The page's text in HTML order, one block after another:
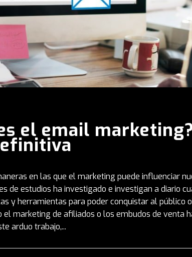
el email
en las que el marketing puede influenciar
de estudios ha investigado e investigan a diario
y herramientas para poder conquistar al público
el marketing de afiliados o los embudos de venta
arduo trabajo,...